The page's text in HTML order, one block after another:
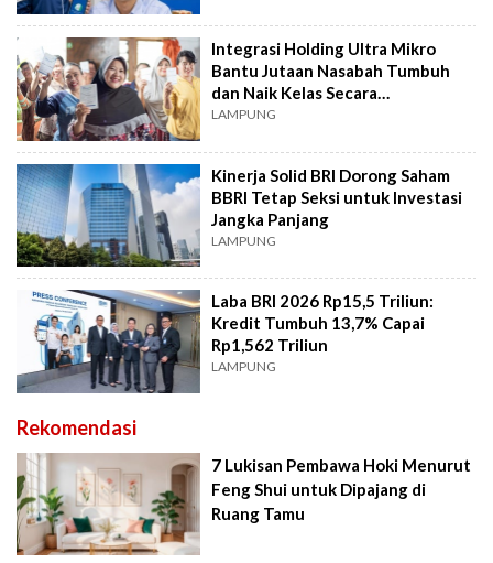
Integrasi Holding Ultra Mikro
Bantu Jutaan Nasabah Tumbuh
dan Naik Kelas Secara
Berkelanjutan
LAMPUNG
Kinerja Solid BRI Dorong Saham
BBRI Tetap Seksi untuk Investasi
Jangka Panjang
LAMPUNG
Laba BRI 2026 Rp15,5 Triliun:
Kredit Tumbuh 13,7% Capai
Rp1,562 Triliun
LAMPUNG
Rekomendasi
7 Lukisan Pembawa Hoki Menurut
Feng Shui untuk Dipajang di
Ruang Tamu